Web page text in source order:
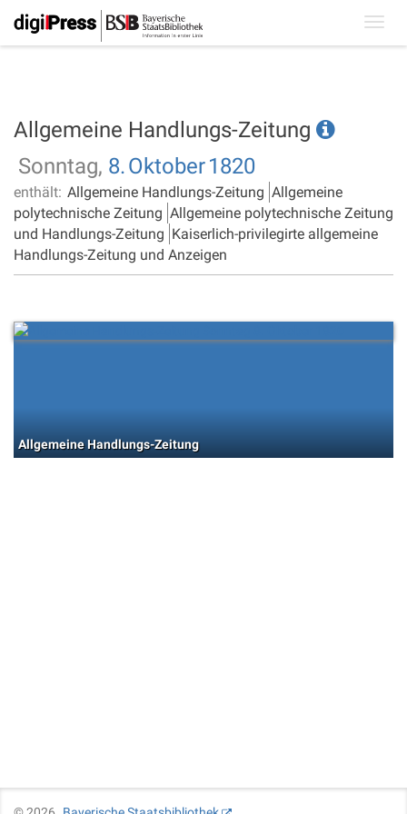
Allgemeine Handlungs-Zeitung
Sonntag, 8.Oktober1820
enthält: Allgemeine Handlungs-Zeitung Allgemeine
polytechnische Zeitung Allgemeine polytechnische Zeitung
und Handlungs-Zeitung Kaiserlich-privilegirte allgemeine
Handlungs-Zeitung und Anzeigen
Allgemeine Handlungs-Zeitung